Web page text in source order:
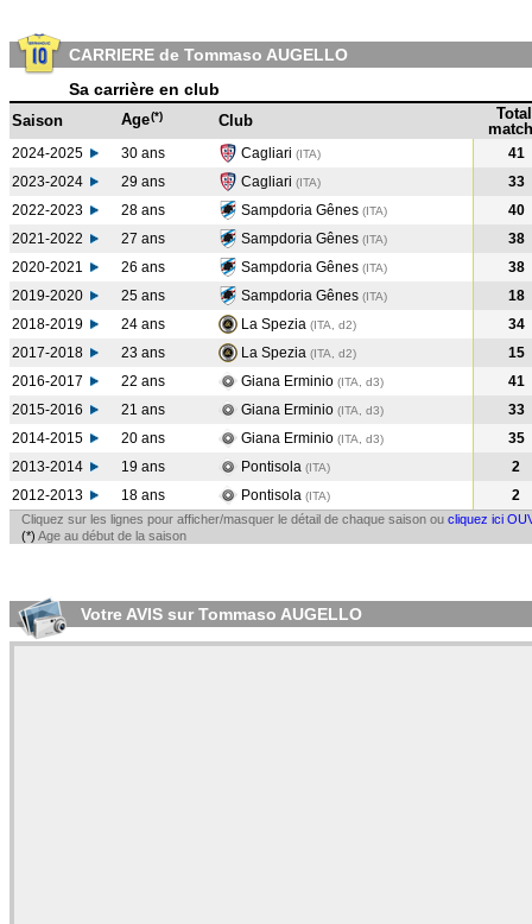
CARRIERE de Tommaso AUGELLO
Sa carrière en club
Saison Age(*) Club
Total
2024-2025 30 ans Cagliari (ITA)
41
2023-2024
29 ans Cagliari (ITA)
33
2022-2023
28 ans Sampdoria Gênes (ITA)
40
2021-2022
27 ans Sampdoria Gênes (ITA)
38
2020-2021
26 ans Sampdoria Gênes (ITA)
38
2019-2020
25 ans Sampdoria Gênes (ITA)
18
2018-2019
24 ans La Spezia (ITA, d2)
34
2017-2018
23 ans La Spezia (ITA, d2)
15
2016-2017
22 ans Giana Erminio (ITA, d3)
41
2015-2016
21 ans Giana Erminio (ITA, d3)
33
2014-2015
20 ans Giana Erminio (ITA, d3)
35
2013-2014
19 ans Pontisola (ITA)
2
2012-2013
18 ans Pontisola (ITA) 2
Cliquez sur les lignes pour afficher/masquer le détail de chaque saison ou cliquez ici
(*) Age au début de la saison
Votre AVIS sur Tommaso AUGELLO